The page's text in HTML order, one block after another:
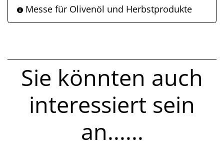
Messe für Olivenöl und Herbstprodukte
Sie könnten auch
interessiert sein
an......